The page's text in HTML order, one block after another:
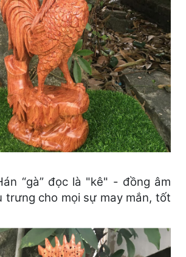
“gà” đọc là "kê" - đồng âm
trưng cho mọi sự may mắn, tốt